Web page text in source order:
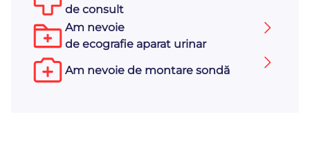
de consult
Am nevoie
de ecografie aparat urinar
Am nevoie de montare sondă